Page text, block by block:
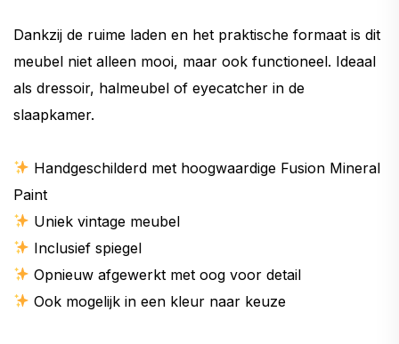
Dankzij de ruime laden en het praktische formaat is dit
meubel niet alleen mooi, maar ook functioneel. Ideaal
als dressoir, halmeubel of eyecatcher in de
slaapkamer.
Handgeschilderd met hoogwaardige Fusion Mineral
Paint
Uniek vintage meubel
Inclusief spiegel
Opnieuw afgewerkt met oog voor detail
Ook mogelijk in een kleur naar keuze